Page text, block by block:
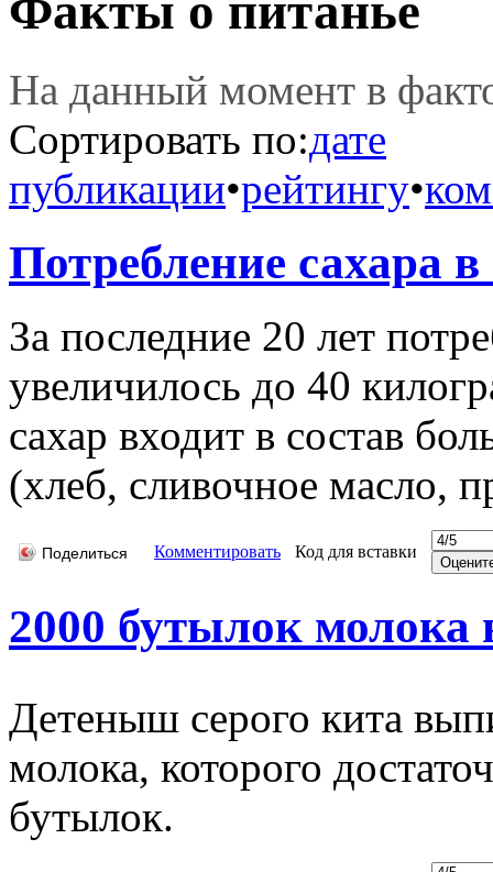
Факты о питанье
На данный момент в
Сортировать по:дате
публикации•рейтингу•
Потребление сахара
За последние 20 лет
увеличилось до 40
сахар входит в состав
(хлеб, сливочное масло,
Поделиться Комментировать Код для вставки
2000 бутылок молока
Детеныш серого кита
молока, которого
бутылок.